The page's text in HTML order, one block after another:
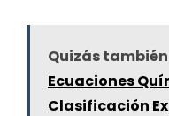
Quizás
Ecuaciones
Clasificación